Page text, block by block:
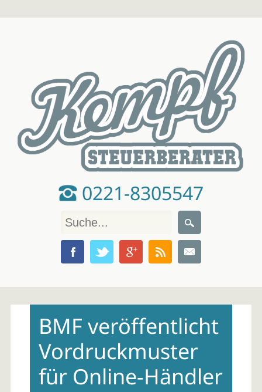
0221-8305547
contentBMF veröffentlicht
Vordruckmuster
für Online-Händler